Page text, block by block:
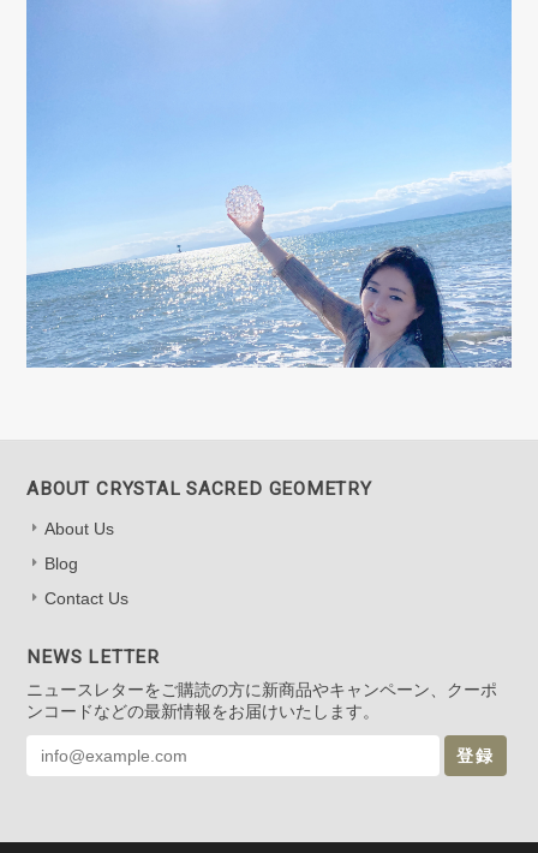
ABOUT CRYSTAL SACRED GEOMETRY
About Us
Blog
Contact Us
NEWS LETTER
ニュースレターをご購読の方に新商品やキャンペーン、クーポ
ンコードなどの最新情報をお届けいたします。
登録